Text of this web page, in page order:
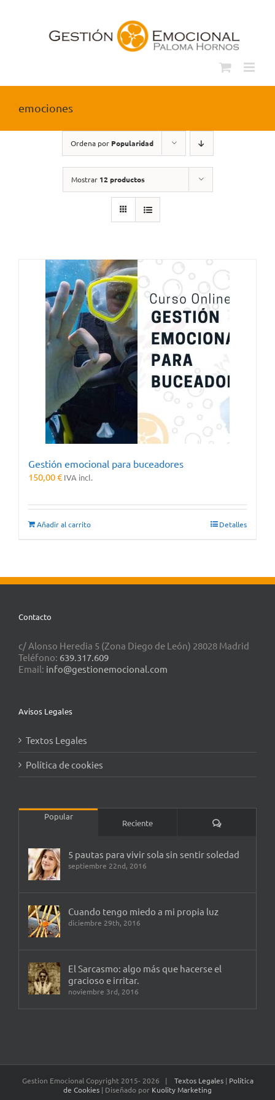
emociones
Ordena por Popularidad
Mostrar 12 productos
Gestión emocional para buceadores
150,00€ IVA incl.
Añadir al carrito Detalles
Contacto
c/ Alonso Heredia 5 (Zona Diego de León) 28028 Madrid
Teléfono: 639.317.609
Email: info@gestionemocional.com
Avisos Legales
Textos Legales
Política de cookies
Popular
Reciente Comentarios
5 pautas para vivir sola sin sentir soledad
septiembre 22nd, 2016
Cuando tengo miedo a mi propia luz
diciembre 29th, 2016
El Sarcasmo: algo más que hacerse el
gracioso e irritar.
noviembre 3rd, 2016
Gestion Emocional Copyright 2015- 2026 | Textos Legales | Política
de Cookies | Diseñado por Kuolity Marketing